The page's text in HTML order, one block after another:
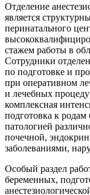
Отделение
является
перинатального
стажем работы в
Сотрудники
по подготовке и
при оперативном
и лечебных
комплексная
подготовка к
патологией
почечной,
заболеваниями,
Особый раздел
беременных,